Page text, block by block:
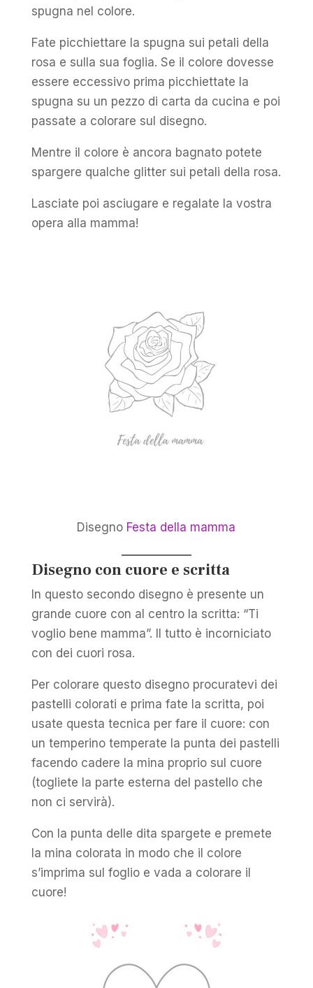
spugna nel colore.
Fate picchiettare la spugna sui petali della
rosa e sulla sua foglia. Se il colore dovesse
essere eccessivo prima picchiettate la
spugna su un pezzo di carta da cucina e poi
passate a colorare sul disegno.
Mentre il colore è ancora bagnato potete
spargere qualche glitter sui petali della rosa.
Lasciate poi asciugare e regalate la vostra
opera alla mamma!
Disegno Festa della mamma
Disegno con cuore e scritta
In questo secondo disegno è presente un
grande cuore con al centro la scritta: “Ti
voglio bene mamma”. Il tutto è incorniciato
con dei cuori rosa.
Per colorare questo disegno procuratevi dei
pastelli colorati e prima fate la scritta, poi
usate questa tecnica per fare il cuore: con
un temperino temperate la punta dei pastelli
facendo cadere la mina proprio sul cuore
(togliete la parte esterna del pastello che
non ci servirà).
Con la punta delle dita spargete e premete
la mina colorata in modo che il colore
s’imprima sul foglio e vada a colorare il
cuore!